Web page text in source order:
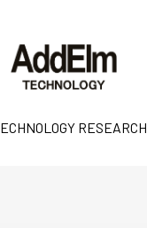
RESEARCH